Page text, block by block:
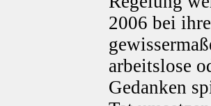
2006 bei
arbeitslose
Gedanken